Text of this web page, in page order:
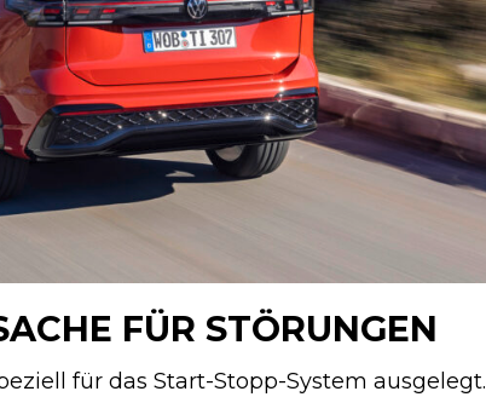
FÜR STÖRUNGEN
für das Start-Stopp-System ausgelegt.